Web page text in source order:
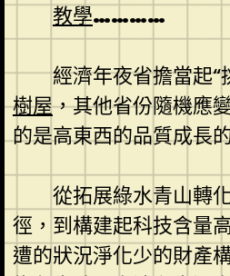
教學…………
經濟年夜省擔當起“
樹屋，其他省份隨機應
的是高東西的品質成長
從拓展綠水青山轉
徑，到構建起科技含量
遭的狀況淨化少的財產